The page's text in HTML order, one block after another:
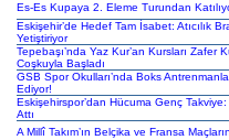
Es-Es Kupaya 2. Eleme Turundan
Eskişehir’de Hedef Tam İsabet: Atıcılık
Yetiştiriyor
Tepebaşı’nda Yaz Kur’an Kursları Zafer
Coşkuyla Başladı
GSB Spor Okulları’nda Boks
Ediyor!
Eskişehirspor’dan Hücuma Genç
Attı
A Millî Takım’ın Belçika ve Fransa